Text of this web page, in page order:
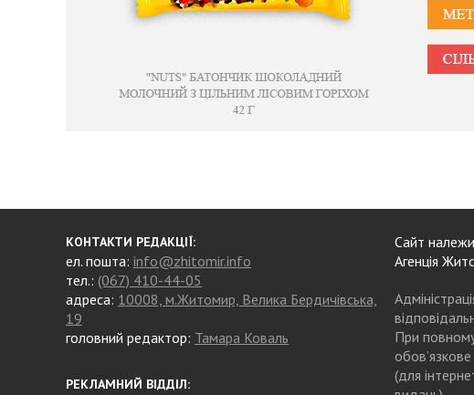
КОНТАКТИ РЕДАКЦІЇ:
ел. пошта: info@zhitomir.info
тел.: (067) 410-44-05
адреса: 10008, м.Житомир, Велика Бердичівська,
19
головний редактор: Тамара Коваль
РЕКЛАМНИЙ ВІДДІЛ:
Сайт
Агенція
При
(для